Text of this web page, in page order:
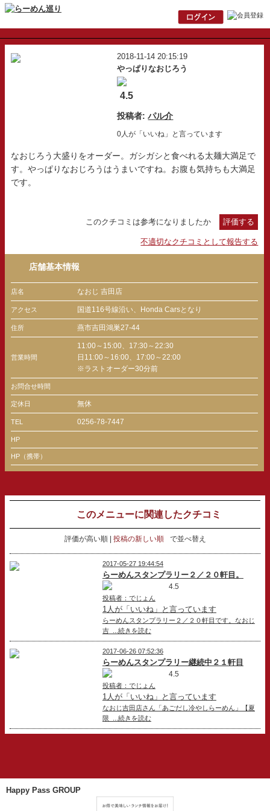
2018-11-14 20:15:19
やっぱりなおじろう
4.5
投稿者:パル介
0人が「いいね」と言っています
なおじろう大盛りをオーダー。ガシガシと食べれる太麺大満足で
す。やっぱりなおじろうはうまいですね。お腹も気持ちも大満足
です。
このクチコミは参考になりましたか 評価する
不適切なクチコミとして報告する
店舗基本情報
店名 なおじ 吉田店
アクセス 国道116号線沿い、Honda Carsとなり
住所 燕市吉田鴻巣27-44
営業時間
11:00～15:00、17:30～22:30
日11:00～16:00、17:00～22:00
※ラストオーダー30分前
お問合せ時間
定休日 無休
TEL 0256-78-7447
HP
HP（携帯）
このメニューに関連したクチコミ
評価が高い順 投稿の新しい順 で並べ替え
2017-05-27 19:44:54
らーめんスタンプラリー２／２０軒目。
4.5
投稿者：でじょん
1人が「いいね」と言っています
らーめんスタンプラリー２／２０軒目です。なおじ
吉 ...続きを読む
2017-06-26 07:52:36
らーめんスタンプラリー継続中２１軒目
4.5
投稿者：でじょん
1人が「いいね」と言っています
なおじ吉田店さん「あごだし冷やしらーめん」【夏
限 ...続きを読む
Happy Pass GROUP